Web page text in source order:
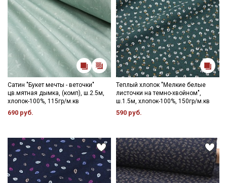
Сатин "Букет мечты - веточки"
цв.мятная дымка, (комп), ш.2.5м,
хлопок-100%, 115гр/м.кв
690 руб.
Теплый хлопок "Мелкие белые
листочки на темно-хвойном",
ш.1.5м, хлопок-100%, 150гр/м.кв
590 руб.
ДаюСогласие на получение рекламных и
информационных рассылок